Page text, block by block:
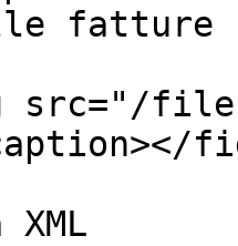
fatture
files/